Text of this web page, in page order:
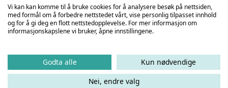
Slik kan du støtte Romerike Ravens
Personvernerklæring
Vi kan kan komme til å bruke cookies for å analysere besøk på nettsiden,
med formål om å forbedre nettstedet vårt, vise personlig tilpasset innhold
og for å gi deg en flott nettstedopplevelse. For mer informasjon om
informasjonskapslene vi bruker, åpne innstillingene.
Godta alle
Kun nødvendige
Nei, endre valg